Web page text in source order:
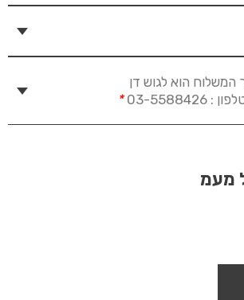
המשלוח הוא לגוש דן
*
מעמ